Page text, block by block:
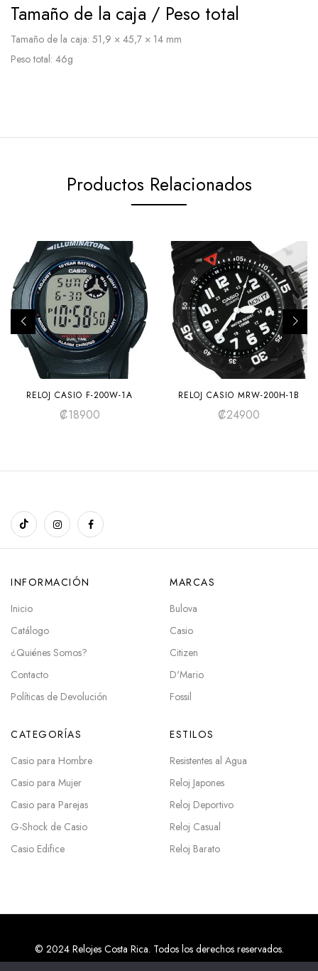
Tamaño de la caja / Peso total
Tamaño de la caja: 51,9 × 45,7 × 14 mm
Peso total: 46g
Productos Relacionados
RELOJ CASIO F-200W-1A
₡18900
RELOJ CASIO MRW-200H-1B
₡24900
INFORMACIÓN
Inicio
Catálogo
¿Quiénes Somos?
Contacto
Políticas de Devolución
MARCAS
Bulova
Casio
Citizen
D'Mario
Fossil
CATEGORÍAS
Casio para Hombre
Casio para Mujer
Casio para Parejas
G-Shock de Casio
Casio Edifice
ESTILOS
Resistentes al Agua
Reloj Japones
Reloj Deportivo
Reloj Casual
Reloj Barato
© 2024 Relojes Costa Rica. Todos los derechos reservados.